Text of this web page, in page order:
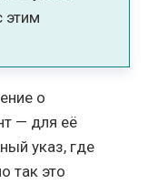
этим
о
— для её
указ, где
так это